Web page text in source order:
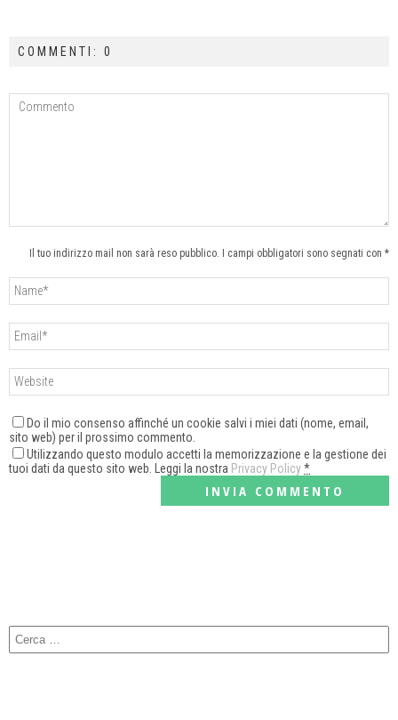
COMMENTI: 0
Il tuo indirizzo mail non sarà reso pubblico. I campi obbligatori sono segnati con *
Do il mio consenso affinché un cookie salvi i miei dati (nome, email,
sito web) per il prossimo commento.
Utilizzando questo modulo accetti la memorizzazione e la gestione dei
tuoi dati da questo sito web. Leggi la nostra Privacy Policy*